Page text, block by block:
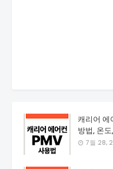
캐리어 에
방법, 온
7월 28,